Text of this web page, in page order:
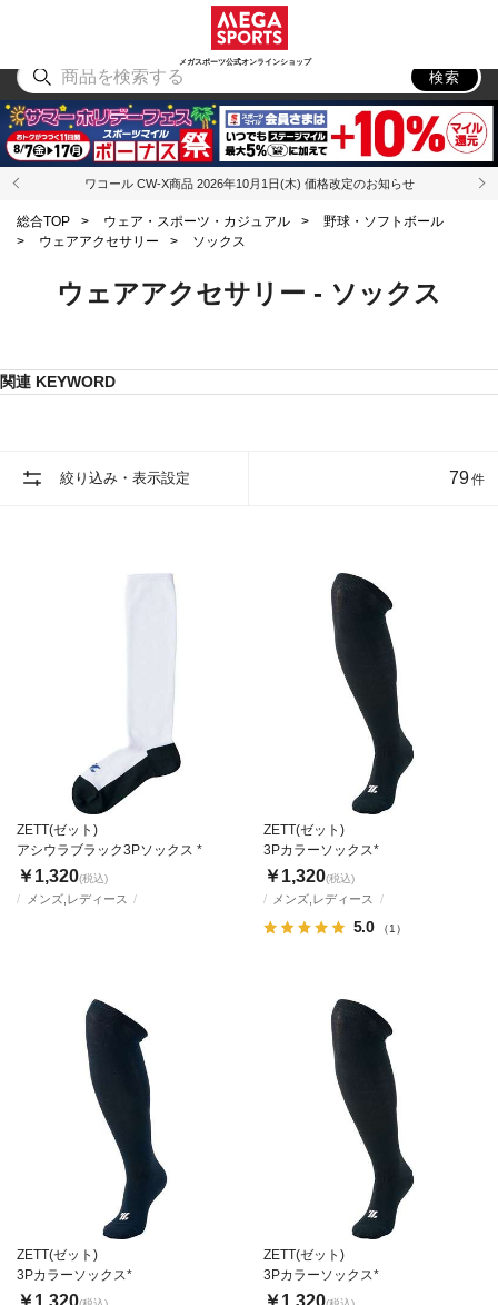
メガスポーツ公式オンラインショップ
アウトドア
検索
ワコール CW-X商品 2026年10月1日(木) 価格改定のお知らせ
総合TOP > ウェア・スポーツ・カジュアル >
野球・ソフトボール
>
ウェアアクセサリー > ソックス
ウェアアクセサリー - ソックス
関連 KEYWORD
絞り込み・表示設定 79件
メンズ,レディース
ZETT(ゼット)
アシウラブラック3Pソックス *
￥1,320(税込)
メンズ,レディース
5.0 （1）
ZETT(ゼット)
3Pカラーソックス*
￥1,320(税込)
ZETT(ゼット)
3Pカラーソックス*
￥1,320
ZETT(ゼット)
3Pカラーソックス*
￥1,320